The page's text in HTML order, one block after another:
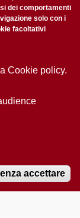
del 18 giugno
dei comportamenti
solo con i
facoltativi
Cookie policy.
accettare